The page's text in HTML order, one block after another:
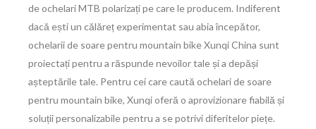
de ochelari MTB polarizați pe care le producem. Indiferent
dacă ești un călăreț experimentat sau abia începător,
ochelarii de soare pentru mountain bike Xunqi China sunt
proiectați pentru a răspunde nevoilor tale și a depăși
așteptările tale. Pentru cei care caută ochelari de soare
pentru mountain bike, Xunqi oferă o aprovizionare fiabilă și
soluții personalizabile pentru a se potrivi diferitelor piețe.